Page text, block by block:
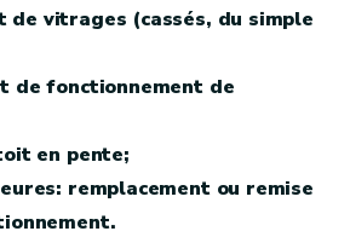
de vitrages (cassés, du simple
de fonctionnement de
en pente;
remplacement ou remise